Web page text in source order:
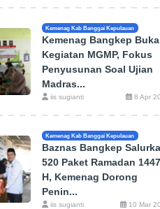
Kemenag Kab Banggai Kepulauan
Kemenag Bangkep Buka
Kegiatan MGMP, Fokus
Penyusunan Soal Ujian
Madras...
iis sugianti 8 Apr
Kemenag Kab Banggai Kepulauan
Baznas Bangkep
520 Paket Ramadan 1447
H, Kemenag Dorong
Penin...
iis sugianti 10 Mar